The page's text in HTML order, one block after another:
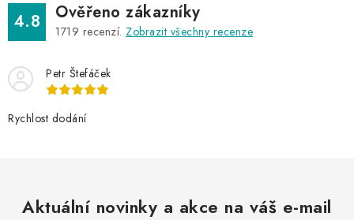
4.8 Ověřeno zákazníky
1719 recenzí. Zobrazit všechny recenze
Petr Štefáček
Rychlost dodání
Aktuální novinky a akce na váš e-mail